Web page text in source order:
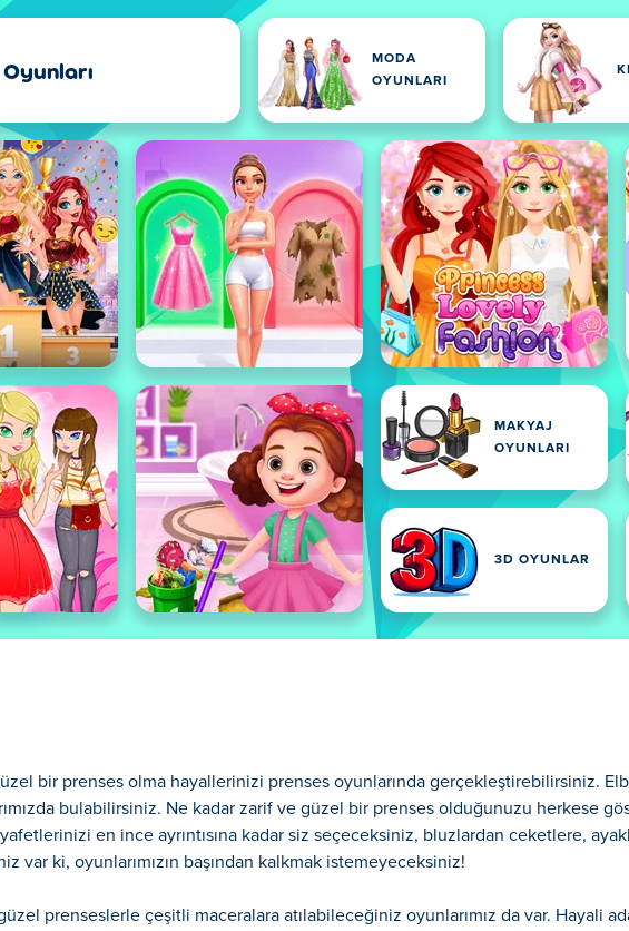
MODA
OYUNLARI
MAKYAJ
OYUNLARI
3D OYUNLAR
bir prenses olma hayallerinizi prenses oyunlarında gerçekleştirebilirsiniz.
bulabilirsiniz. Ne kadar zarif ve güzel bir prenses olduğunuzu herkese
en ince ayrıntısına kadar siz seçeceksiniz, bluzlardan ceketlere,
var ki, oyunlarımızın başından kalkmak istemeyeceksiniz!
prenseslerle çeşitli maceralara atılabileceğiniz oyunlarımız da var. Hayali